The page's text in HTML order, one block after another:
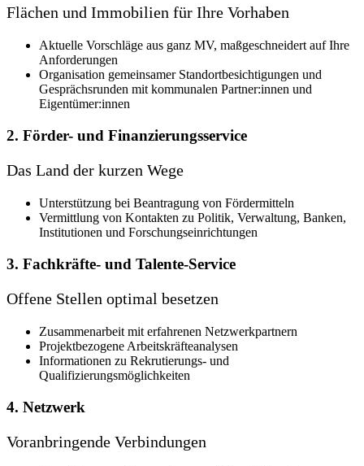
Flächen und Immobilien für Ihre Vorhaben
Aktuelle Vorschläge aus ganz MV, maßgeschneidert auf Ihre
Anforderungen
Organisation gemeinsamer Standortbesichtigungen und
Gesprächsrunden mit kommunalen Partner:innen und
Eigentümer:innen
2. Förder- und Finanzierungsservice
Das Land der kurzen Wege
Unterstützung bei Beantragung von Fördermitteln
Vermittlung von Kontakten zu Politik, Verwaltung, Banken,
Institutionen und Forschungseinrichtungen
3. Fachkräfte- und Talente-Service
Offene Stellen optimal besetzen
Zusammenarbeit mit erfahrenen Netzwerkpartnern
Projektbezogene Arbeitskräfteanalysen
Informationen zu Rekrutierungs- und
Qualifizierungsmöglichkeiten
4. Netzwerk
Voranbringende Verbindungen